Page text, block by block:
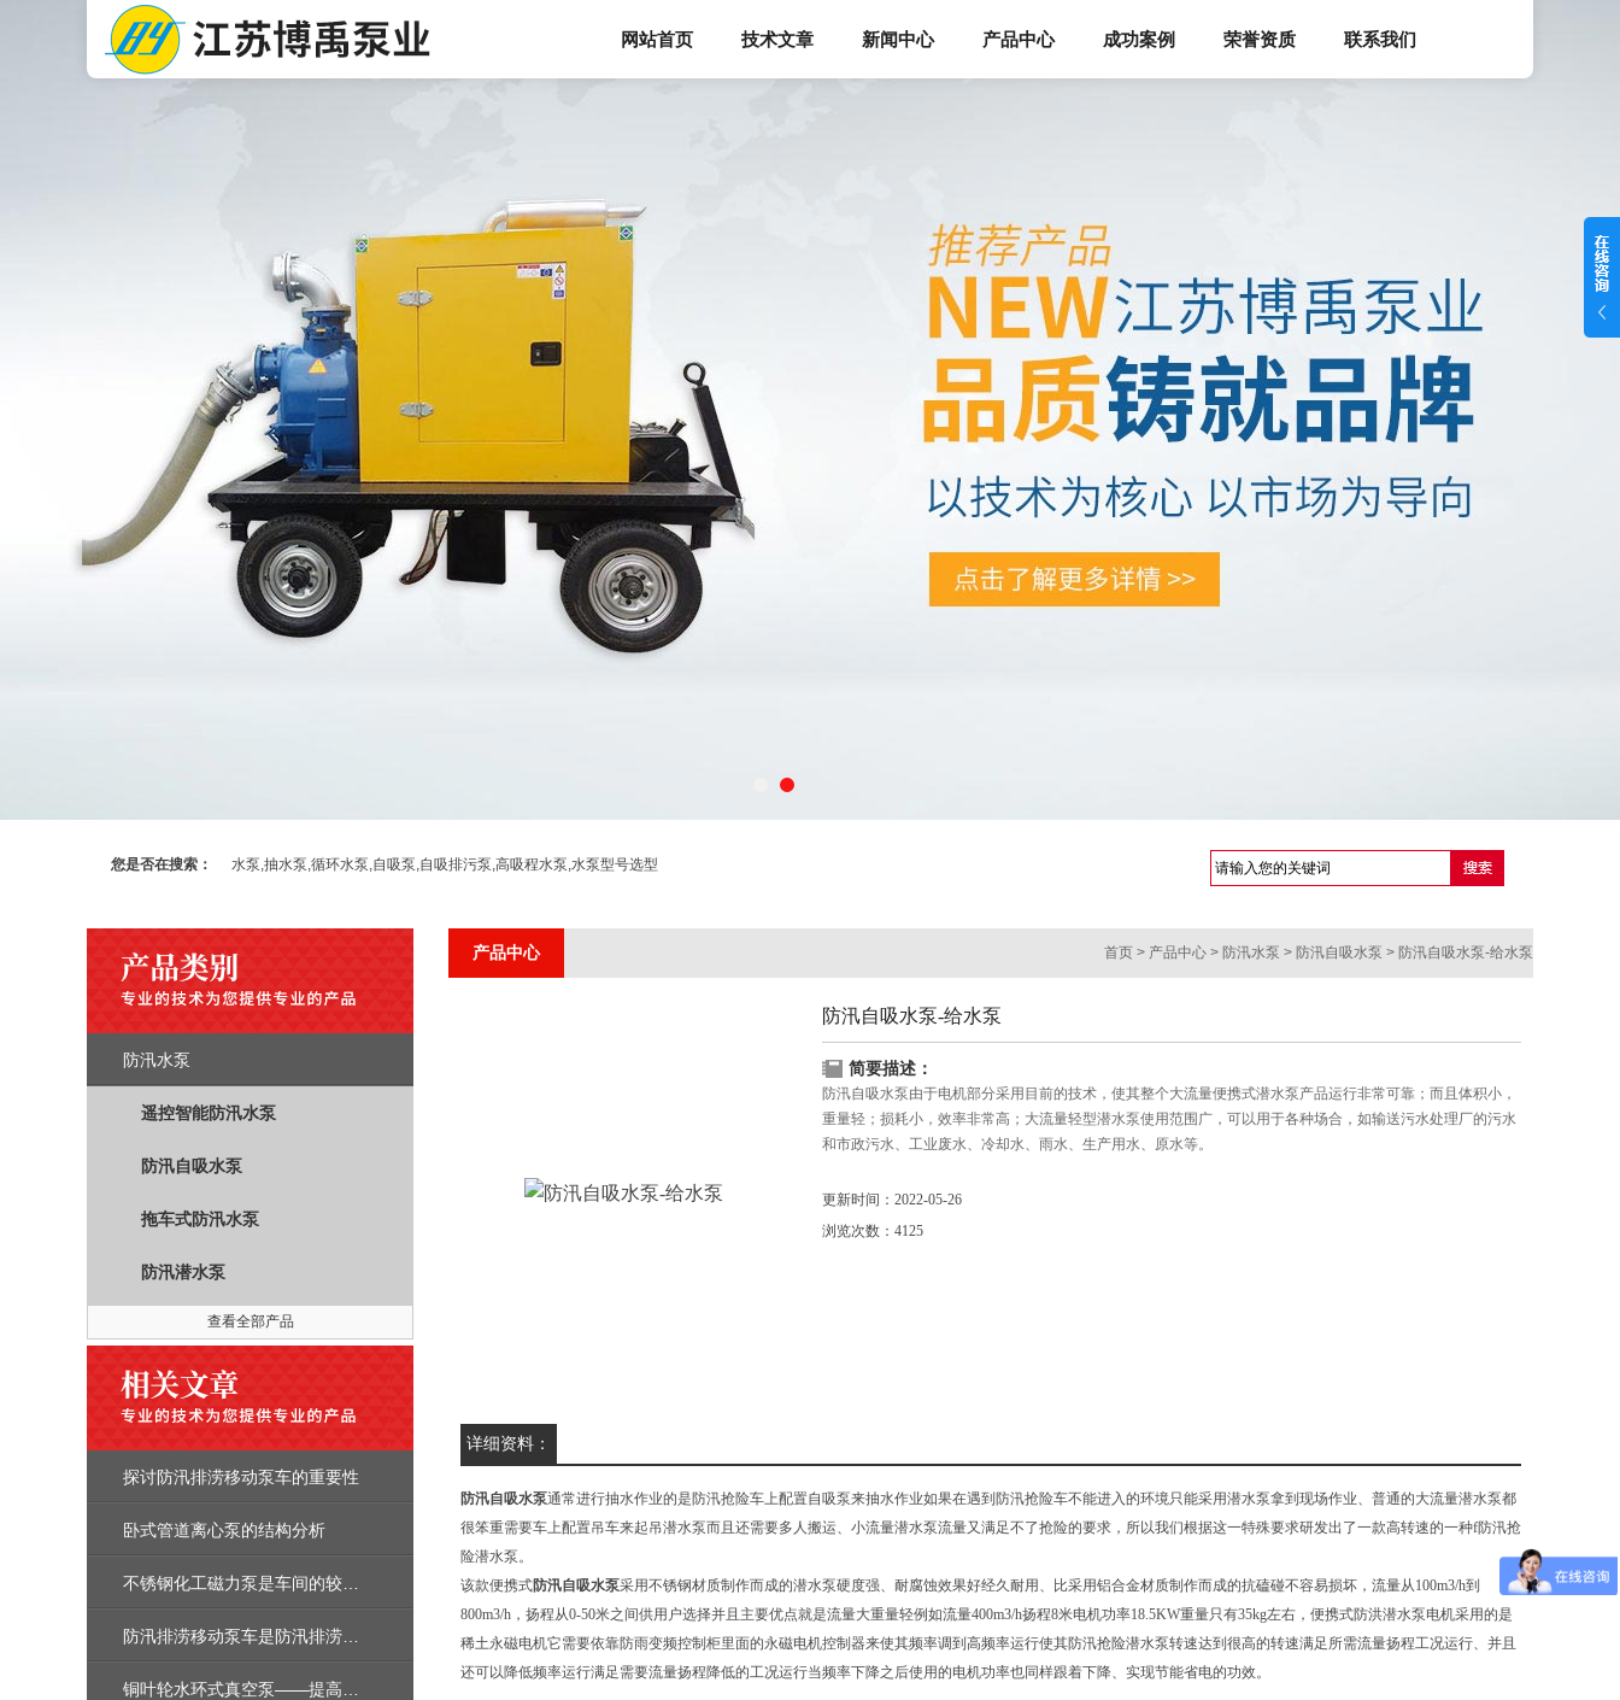
网站首页 技术文章 新闻中心 产品中心 成功案例 荣誉资质 联系我们
您是否在搜索： 水泵,抽水泵,循环水泵,自吸泵,自吸排污泵,高吸程水泵,水泵型号选型
防汛水泵
遥控智能防汛水泵
防汛自吸水泵
拖车式防汛水泵
防汛潜水泵
查看全部产品
探讨防汛排涝移动泵车的重要性
卧式管道离心泵的结构分析
不锈钢化工磁力泵是车间的较佳选择
防汛排涝移动泵车是防汛排涝的得力助手
铜叶轮水环式真空泵——提高工业生产效率的利器
产品中心 首页 > 产品中心 > 防汛水泵 > 防汛自吸水泵 > 防汛自吸水泵-给水泵
防汛自吸水泵-给水泵
简要描述：
防汛自吸水泵由于电机部分采用目前的技术，使其整个大流量便携式潜水泵产品运行非常可靠；而且体积小，
重量轻；损耗小，效率非常高；大流量轻型潜水泵使用范围广，可以用于各种场合，如输送污水处理厂的污水
和市政污水、工业废水、冷却水、雨水、生产用水、原水等。
更新时间：2022-05-26
浏览次数：4125
详细资料：
防汛自吸水泵通常进行抽水作业的是防汛抢险车上配置自吸泵来抽水作业如果在遇到防汛抢险车不能进入的环境只能采用潜水泵拿到现场作业、普通的大流量潜水泵都
很笨重需要车上配置吊车来起吊潜水泵而且还需要多人搬运、小流量潜水泵流量又满足不了抢险的要求，所以我们根据这一特殊要求研发出了一款高转速的一种f防汛抢
险潜水泵。
该款便携式防汛自吸水泵采用不锈钢材质制作而成的潜水泵硬度强、耐腐蚀效果好经久耐用、比采用铝合金材质制作而成的抗磕碰不容易损坏，流量从100m3/h到
800m3/h，扬程从0-50米之间供用户选择并且主要优点就是流量大重量轻例如流量400m3/h扬程8米电机功率18.5KW重量只有35kg左右，便携式防洪潜水泵电机采用的是
稀土永磁电机它需要依靠防雨变频控制柜里面的永磁电机控制器来使其频率调到高频率运行使其防汛抢险潜水泵转速达到很高的转速满足所需流量扬程工况运行、并且
还可以降低频率运行满足需要流量扬程降低的工况运行当频率下降之后使用的电机功率也同样跟着下降、实现节能省电的功效。